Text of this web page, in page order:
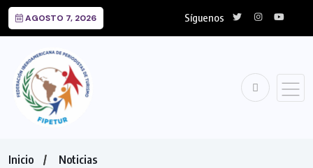
AGOSTO 7, 2026 Síguenos
Inicio
Noticias